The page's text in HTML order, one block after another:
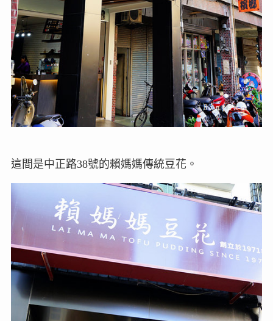
這間是中正路38號的賴媽媽傳統豆花。